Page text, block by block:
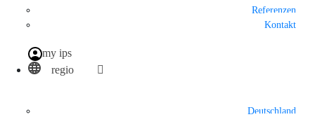
Referenzen
Kontakt
my ips
regio
Deutschland